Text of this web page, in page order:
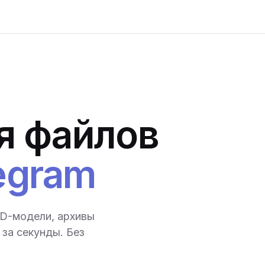
файлов
модели, архивы
секунды. Без